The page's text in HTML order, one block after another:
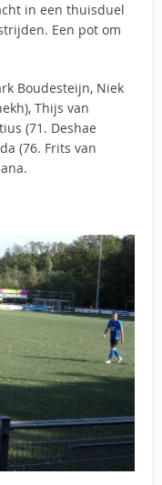
in een thuisduel
Een pot om
Boudesteijn, Niek
Thijs van
(71. Deshae
(76. Frits van